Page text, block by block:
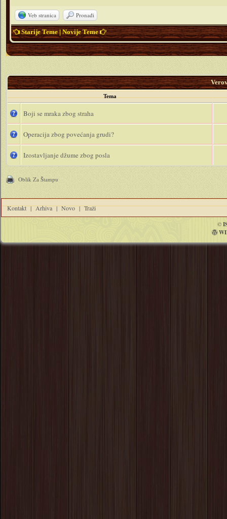
Veb stranica Pronađi
Starije Teme|Novije Teme
Tema
Boji se mraka zbog straha
Operacija zbog povećanja grudi?
Izostavljanje džume zbog posla
Oblik Za Štampu
Kontakt | Arhiva | Novo | Traži
©